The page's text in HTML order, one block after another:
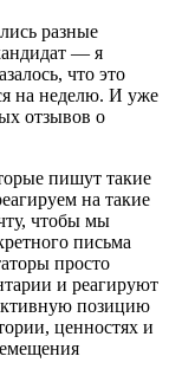
разные
— я
что это
на неделю. И уже
отзывов о
пишут такие
на такие
чтобы мы
письма
просто
и реагируют
позицию
ценностях и